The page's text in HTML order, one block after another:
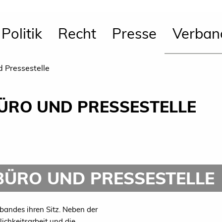
Politik Recht Presse
Pressestelle
UND PRESSESTELLE
UND PRESSESTELLE
ihren Sitz. Neben der